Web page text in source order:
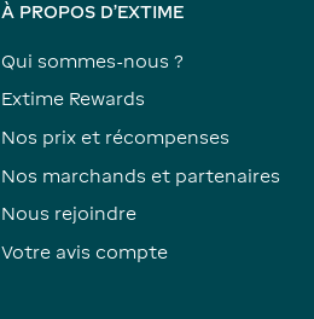
À PROPOS D'EXTIME
Qui sommes-nous ?
Extime Rewards
Nos prix et récompenses
Nos marchands et partenaires
Nous rejoindre
Votre avis compte